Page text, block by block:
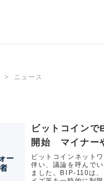
ニュース
ビットコイン
開始 マイナー
ビットコインネット
伴い、議論を呼んで
ました。BIP-110は